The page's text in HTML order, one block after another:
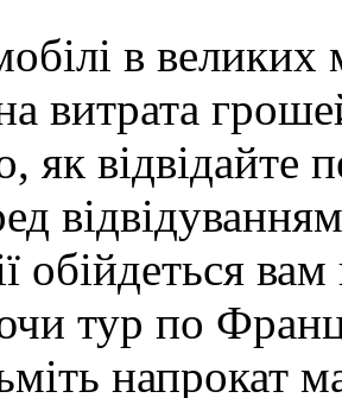
в великих
витрата
як відвідайте
обійдеться
тур по
напрокат